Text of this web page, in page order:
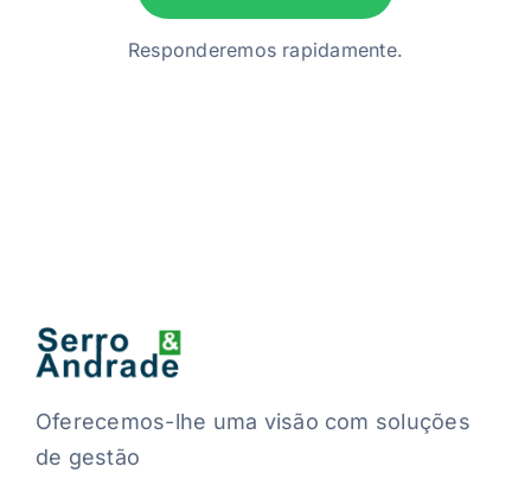
Responderemos rapidamente.
Oferecemos-lhe uma visão com soluções
de gestão